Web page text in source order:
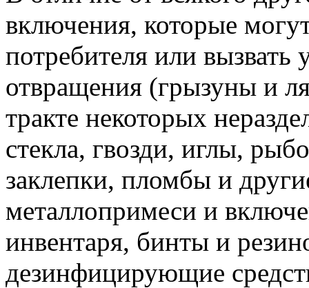
включения, которые
потребителя или вызвать
отвращения (грызуны и
тракте некоторых
стекла, гвозди, иглы,
заклепки, пломбы и
металлопримеси и
инвентаря, бинты и
дезинфицирующие